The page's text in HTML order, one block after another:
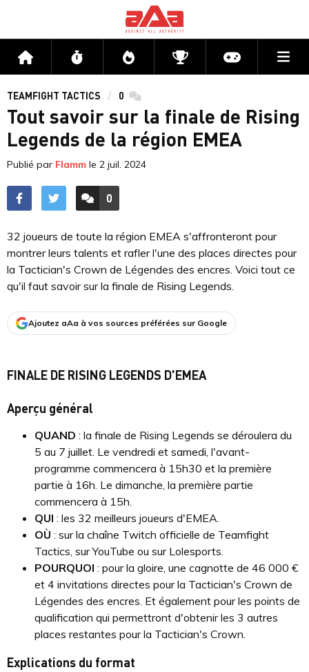
Accueil Flux Directs CompétitionsActu jeux
TEAMFIGHT TACTICS 0 commentaires
Tout savoir sur la finale de Rising
Legends de la région EMEA
Publié par Flamm le 2 juil. 2024
ACCÉDER AUX
0
COMMENTAIRES
32 joueurs de toute la région EMEA s'affronteront pour
montrer leurs talents et rafler l'une des places directes pour
la Tactician's Crown de Légendes des encres. Voici tout ce
qu'il faut savoir sur la finale de Rising Legends.
Ajoutez aAa à vos sources préférées sur Google
FINALE DE RISING LEGENDS D'EMEA
Aperçu général
QUAND : la finale de Rising Legends se déroulera du
5 au 7 juillet. Le vendredi et samedi, l'avant-
programme commencera à 15h30 et la première
partie à 16h. Le dimanche, la première partie
commencera à 15h.
QUI : les 32 meilleurs joueurs d'EMEA.
OÙ : sur la chaîne Twitch officielle de Teamfight
Tactics, sur YouTube ou sur Lolesports.
POURQUOI : pour la gloire, une cagnotte de 46 000 €
et 4 invitations directes pour la Tactician's Crown de
Légendes des encres. Et également pour les points de
qualification qui permettront d'obtenir les 3 autres
places restantes pour la Tactician's Crown.
Explications du format